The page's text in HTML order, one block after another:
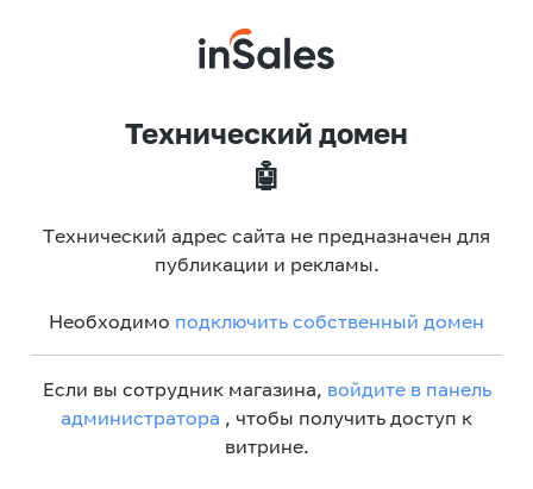
Технический домен
🤖
Технический адрес сайта не предназначен для
публикации и рекламы.
Необходимо подключить собственный домен
Если вы сотрудник магазина, войдите в панель
администратора , чтобы получить доступ к
витрине.